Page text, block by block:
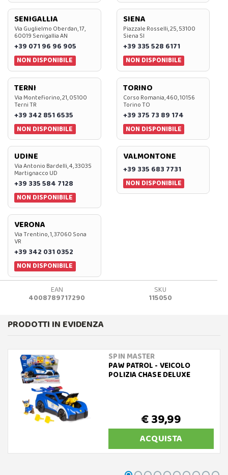
SENIGALLIA
Via Guglielmo Oberdan, 17,
60019 Senigallia AN
+39 071 96 96 905
NON DISPONIBILE
SIENA
Piazzale Rosselli, 25, 53100
Siena SI
+39 335 528 6171
NON DISPONIBILE
TERNI
Via Montefiorino, 21, 05100
Terni TR
+39 342 851 6535
NON DISPONIBILE
TORINO
Corso Romania, 460, 10156
Torino TO
+39 375 73 89 174
NON DISPONIBILE
UDINE
Via Antonio Bardelli, 4, 33035
Martignacco UD
+39 335 584 7128
NON DISPONIBILE
VALMONTONE
+39 335 683 7731
NON DISPONIBILE
VERONA
Via Trentino, 1, 37060 Sona
VR
+39 342 031 0352
NON DISPONIBILE
EAN
4008789717290
SKU
115050
PRODOTTI IN EVIDENZA
SPIN MASTER
PAW PATROL - VEICOLO
POLIZIA CHASE DELUXE
€ 39,99
ACQUISTA